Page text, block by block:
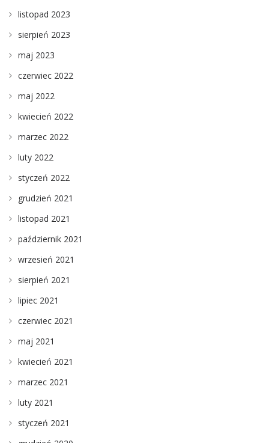
listopad 2023
sierpień 2023
maj 2023
czerwiec 2022
maj 2022
kwiecień 2022
marzec 2022
luty 2022
styczeń 2022
grudzień 2021
listopad 2021
październik 2021
wrzesień 2021
sierpień 2021
lipiec 2021
czerwiec 2021
maj 2021
kwiecień 2021
marzec 2021
luty 2021
styczeń 2021